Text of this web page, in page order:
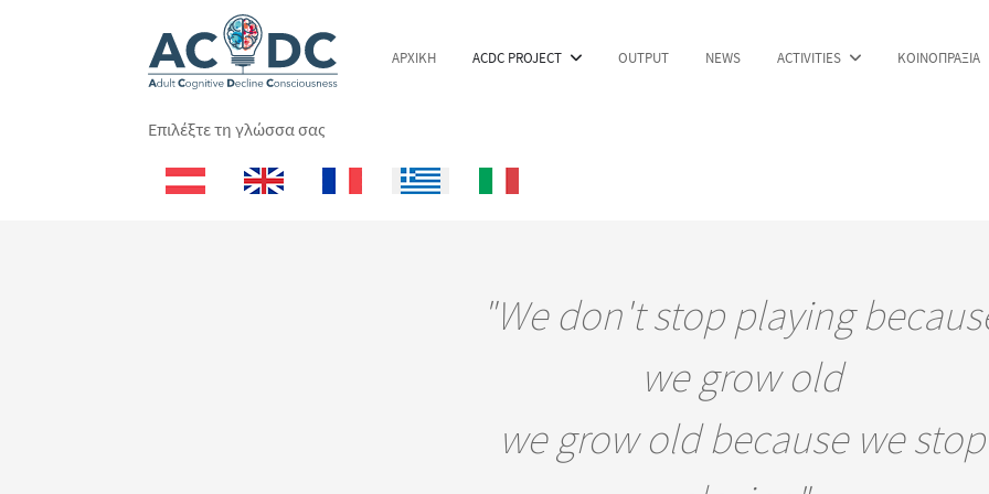
ΑΡΧΙΚΗ ACDC PROJECT OUTPUT NEWS ACTIVITIES ΚΟΙΝΟΠΡΑΞΙΑ
Επιλέξτε τη γλώσσα σας
"We don't stop playing
we grow old
we grow old because we stop